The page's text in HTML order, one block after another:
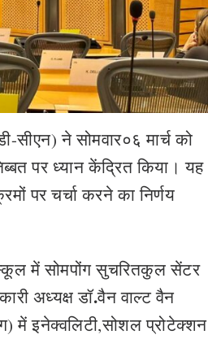
सीएन) ने सोमवार०६ मार्च को
पर ध्यान केंद्रित किया। यह
पर चर्चा करने का निर्णय
स्कूल में सोमपोंग सुचरितकुल सेंटर
अध्यक्ष डॉ.वैन वाल्ट वैन
में इनेक्‍वलिटी,सोशल प्रोटेक्‍शन